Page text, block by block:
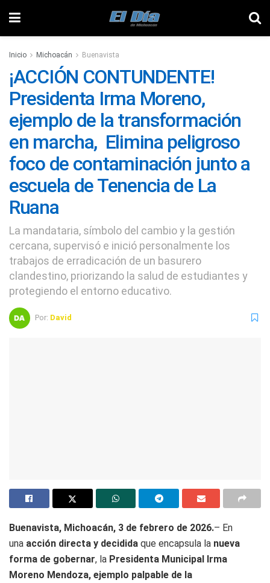
Inicio Michoacán Buenavista
¡ACCIÓN CONTUNDENTE!
Presidenta Irma Moreno,
ejemplo de la transformación
en marcha, Elimina peligroso
foco de contaminación junto a
escuela de Tenencia de La
Ruana
La mandataria, símbolo del cambio y la gestión
cercana, supervisó e inició personalmente los
trabajos de erradicación de un basurero
clandestino, priorizando la salud de estudiantes y
protegiendo el entorno educativo.
Por: David
Buenavista, Michoacán, 3 de febrero de 2026.– En
una acción directa y decidida que encapsula la nueva
forma de gobernar, la Presidenta Municipal Irma
Moreno Mendoza, ejemplo palpable de la